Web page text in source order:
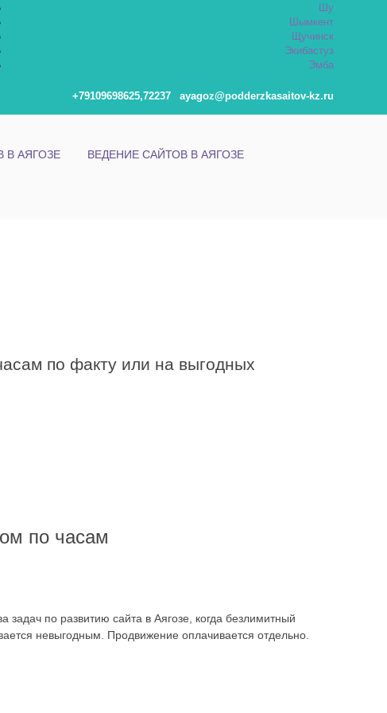
Шу
Шымкент
Щучинск
Экибастуз
Эмба
+79109698625,72237 ayagoz@podderzkasaitov-kz.ru
В АЯГОЗЕ
ВЕДЕНИЕ САЙТОВ В АЯГОЗЕ
по факту или на выгодных
по часам
задач по развитию сайта в Аягозе, когда безлимитный
невыгодным. Продвижение оплачивается отдельно.